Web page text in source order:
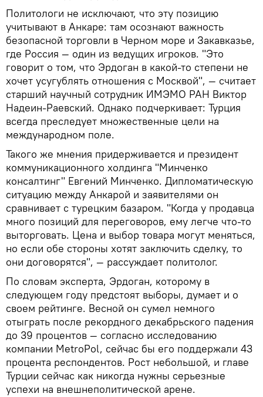
Политологи не исключают, что эту позицию
учитывают в Анкаре: там осознают важность
безопасной торговли в Черном море и Закавказье,
где Россия — один из ведущих игроков. "Это
говорит о том, что Эрдоган в какой-то степени не
хочет усугублять отношения с Москвой", — считает
старший научный сотрудник ИМЭМО РАН Виктор
Надеин-Раевский. Однако подчеркивает: Турция
всегда преследует множественные цели на
международном поле.
Такого же мнения придерживается и президент
коммуникационного холдинга "Минченко
консалтинг" Евгений Минченко. Дипломатическую
ситуацию между Анкарой и заявителями он
сравнивает с турецким базаром. "Когда у продавца
много позиций для переговоров, ему легче что-то
выторговать. Цена и выбор товара могут меняться,
но если обе стороны хотят заключить сделку, то
они договорятся", — рассуждает политолог.
По словам эксперта, Эрдоган, которому в
следующем году предстоят выборы, думает и о
своем рейтинге. Весной он сумел немного
отыграть после рекордного декабрьского падения
до 39 процентов — согласно исследованию
компании MetroPol, сейчас бы его поддержали 43
процента респондентов. Рост небольшой, и главе
Турции сейчас как никогда нужны серьезные
успехи на внешнеполитической арене.